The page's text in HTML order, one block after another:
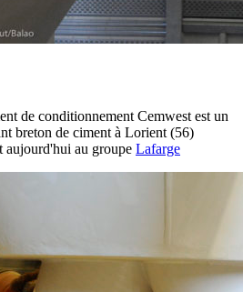
de conditionnement Cemwest est un
breton de ciment à Lorient (56)
au groupe Lafarge